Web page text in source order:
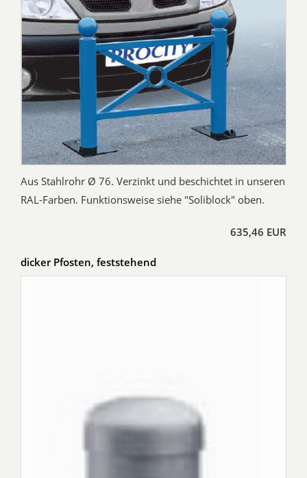
Aus Stahlrohr Ø 76. Verzinkt und beschichtet in unseren
RAL-Farben. Funktionsweise siehe "Soliblock" oben.
635,46 EUR
dicker Pfosten, feststehend